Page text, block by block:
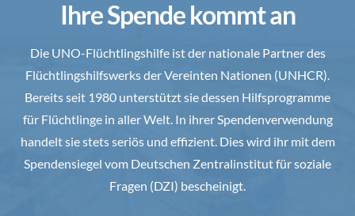
Ihre Spende kommt an
Die UNO-Flüchtlingshilfe ist der nationale Partner des
Flüchtlingshilfswerks der Vereinten Nationen (UNHCR).
Bereits seit 1980 unterstützt sie dessen Hilfsprogramme
für Flüchtlinge in aller Welt. In ihrer Spendenverwendung
handelt sie stets seriös und effizient. Dies wird ihr mit dem
Spendensiegel vom Deutschen Zentralinstitut für soziale
Fragen (DZI) bescheinigt.